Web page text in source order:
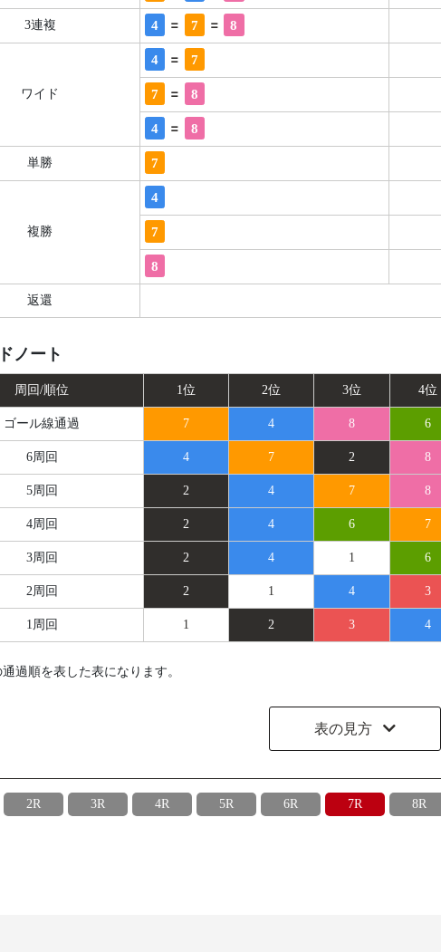
3連複 4 = 7 = 8
ワイド
4 = 7
7 = 8
4 = 8
単勝 7
複勝
4
7
8
返還
ノート
周回/順位 1位 2位 3位 4位
ゴール線通過 7 4 8 6
6周回 4 7 2 8
5周回 2 4 7 8
4周回 2 4 6 7
3周回 2 4 1 6
2周回 2 1 4 3
1周回 1 2 3 4
過順を表した表になります。
表の見方
2R 3R 4R 5R 6R 7R 8R